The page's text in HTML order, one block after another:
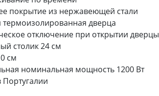
покрытие из нержавеющей стали
термоизолированная дверца
отключение при открытии дверцы
столик 24 см
см
номинальная мощность 1200 Вт
Португалии